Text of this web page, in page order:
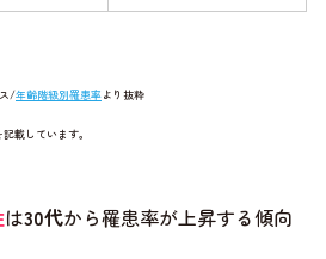
/年齢階級別罹患率より抜粋
載しています。
は30代から罹患率が上昇する傾向